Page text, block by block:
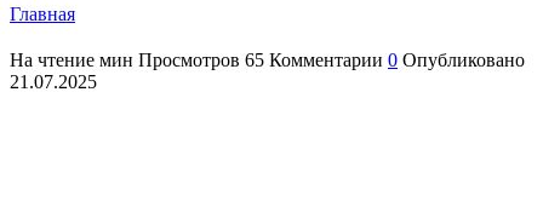
Главная
На чтение мин Просмотров 65 Комментарии 0 Опубликовано
21.07.2025